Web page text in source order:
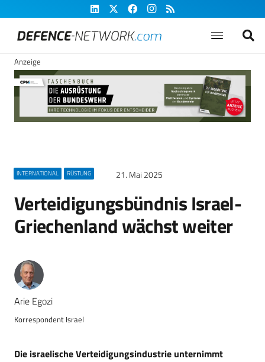
Anzeige
INTERNATIONAL RÜSTUNG 21. Mai 2025
Verteidigungsbündnis Israel-
Griechenland wächst weiter
Arie Egozi
Korrespondent Israel
Die israelische Verteidigungsindustrie unternimmt